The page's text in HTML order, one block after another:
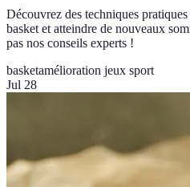
Découvrez des techniques
basket et atteindre de nouveaux
pas nos conseils experts !
basketamélioration jeux sport
Jul 28